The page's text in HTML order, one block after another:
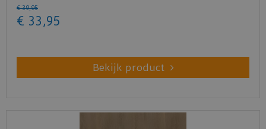
€ 39,95
€ 33 ,95
Bekijk product